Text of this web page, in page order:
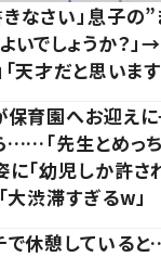
なさい」息子の
いでしょうか？
天才だと思います
保育園へお迎え
……「先生とめっち
に「幼児しか許さ
大渋滞すぎるw」
で休憩している